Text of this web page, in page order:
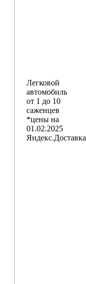
Легковой
автомобиль
от 1 до 10
саженцев
*цены на
01.02.2025
Яндекс.Доставка